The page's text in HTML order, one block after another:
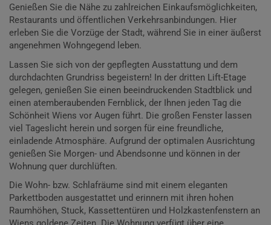
Genießen Sie die Nähe zu zahlreichen Einkaufsmöglichkeiten,
Restaurants und öffentlichen Verkehrsanbindungen. Hier
erleben Sie die Vorzüge der Stadt, während Sie in einer äußerst
angenehmen Wohngegend leben.
Lassen Sie sich von der gepflegten Ausstattung und dem
durchdachten Grundriss begeistern! In der dritten Lift-Etage
gelegen, genießen Sie einen beeindruckenden Stadtblick und
einen atemberaubenden Fernblick, der Ihnen jeden Tag die
Schönheit Wiens vor Augen führt. Die großen Fenster lassen
viel Tageslicht herein und sorgen für eine freundliche,
einladende Atmosphäre. Aufgrund der optimalen Ausrichtung
genießen Sie Morgen- und Abendsonne und können in der
Wohnung quer durchlüften.
Die Wohn- bzw. Schlafräume sind mit einem eleganten
Parkettboden ausgestattet und erinnern mit ihren hohen
Raumhöhen, Stuck, Kassettentüren und Holzkastenfenstern an